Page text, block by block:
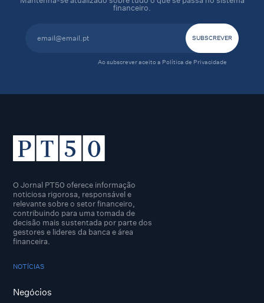
financeiro.
Ao subscrever aceito a Política de Privacidade
O Jornal PT50 oferece informação
noticiosa rigorosa, responsável e
relevante sobre o setor financeiro,
contribuindo para uma tomada de
decisão mais sustentada por parte dos
gestores e lideres da banca e área
financeira.
NOTÍCIAS
Negócios